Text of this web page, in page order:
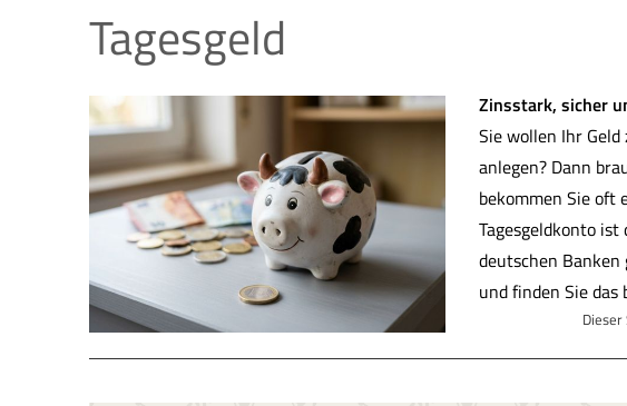
Tages­geld
Zinsstark, sicher
Sie wollen Ihr
anlegen? Dann
bekommen Sie oft
Tages­geldkonto
deutschen Banken
und finden Sie das